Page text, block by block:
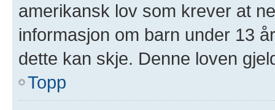
amerikansk lov som krever at
informasjon om barn under 13
dette kan skje. Denne loven
Topp